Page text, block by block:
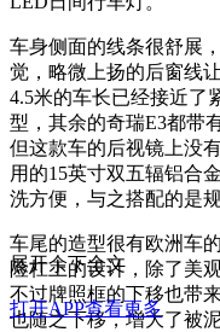
车身侧面的线条很舒展
觉，略微上扬的后窗线
4.5米的车长已经接近了
型，其余的奇瑞E3都带
但这款车的后视镜上没
用的15英寸双五辐铝合
洗方便，与之搭配的是
车尾的造型很有欧洲车
险杠上的设计，除了美
不过牌照框的下移也带
也随之下移，增大了被
展开余下全文
打开APP查看更多